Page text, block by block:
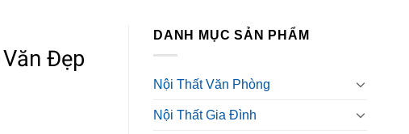
DANH MỤC SẢN PHẨM
Nội Thất Văn Phòng
Nội Thất Gia Đình
Đẹp